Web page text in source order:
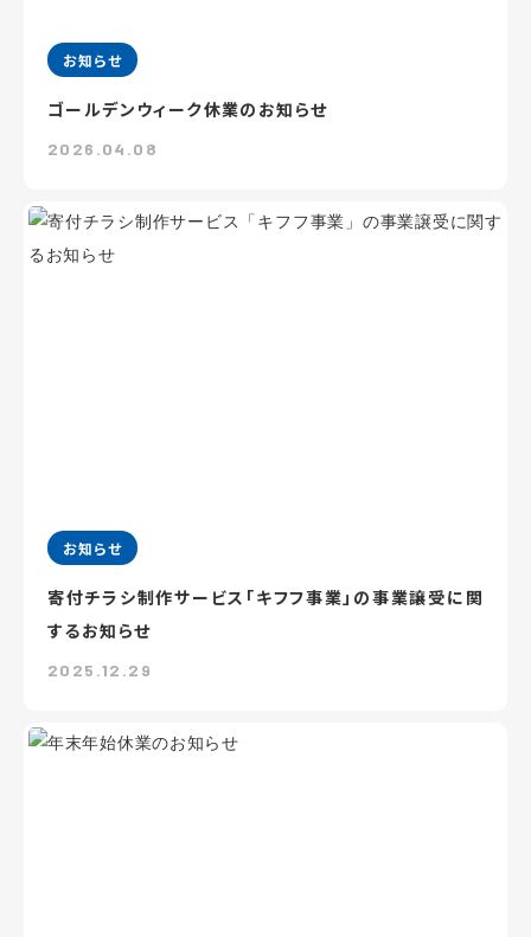
お知らせ
ゴールデンウィーク休業のお知らせ
2026.04.08
お知らせ
寄付チラシ制作サービス「キフフ事業」の事業譲受に関
するお知らせ
2025.12.29